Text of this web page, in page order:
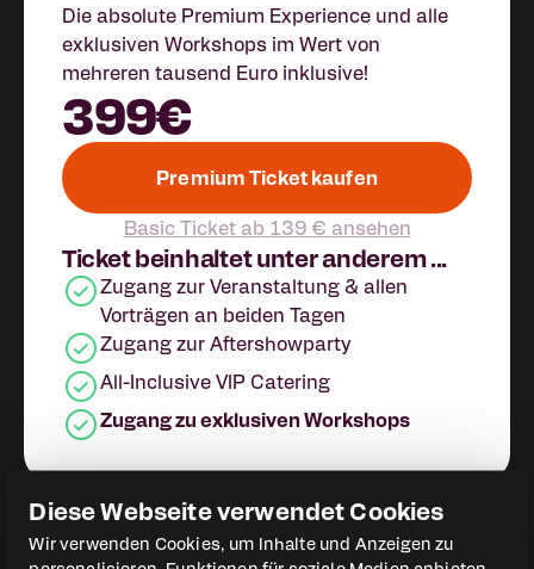
Diese Webseite verwendet Cookies
Wir verwenden Cookies, um Inhalte und Anzeigen zu
Die absolute Premium Experience und alle
exklusiven Workshops im Wert von
mehreren tausend Euro inklusive!
399€
Premium Ticket kaufen
Basic Ticket ab 139 € ansehen
Ticket beinhaltet unter anderem ...
Zugang zur Veranstaltung & allen
Vorträgen an beiden Tagen
Zugang zur Aftershowparty
All-Inclusive VIP Catering
Zugang zu exklusiven Workshops
"Es ist so verrückt was ihr